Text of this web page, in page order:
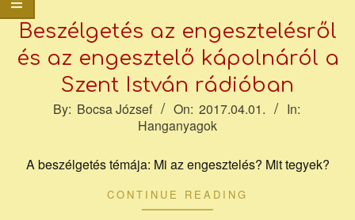
Beszélgetés az engesztelésről
és az engesztelő kápolnáról a
Szent István rádióban
By: Bocsa József On: 2017.04.01.
In:
Hanganyagok
A beszélgetés témája: Mi az engesztelés? Mit tegyek?
CONTINUE READING